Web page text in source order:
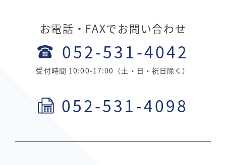
お電話・FAXでお問い合わせ
052-531-4042
受付時間 10:00-17:00（土・日・祝日除く）
052-531-4098